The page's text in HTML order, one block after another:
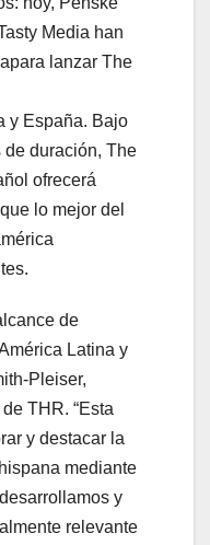
Media han
lanzar The
y España. Bajo
duración, The
ofrecerá
lo mejor del
de
Latina y
Pleiser,
THR. “Esta
y destacar la
mediante
y
relevante